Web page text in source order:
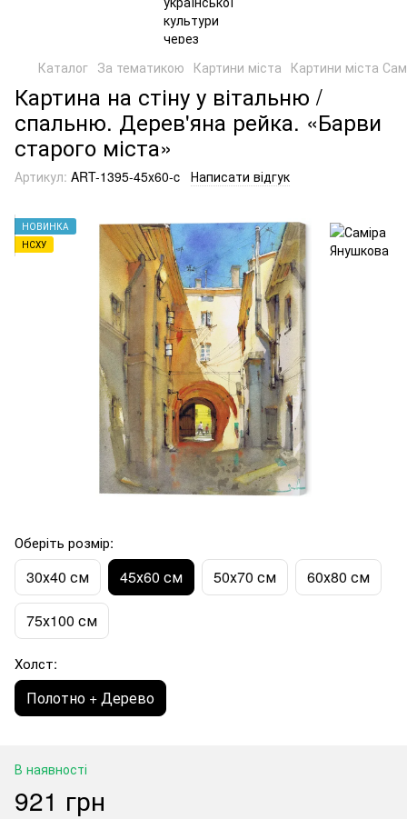
Каталог За тематикою Картини міста Картини міста
Картина на стіну у вітальню /
спальню. Дерев'яна рейка. «Барви
старого міста»
Артикул: ART-1395-45x60-c Написати відгук
НОВИНКА
НСХУ
Оберіть розмір:
30х40 см 45х60 см 50х70 см 60х80 см
75х100 см
Холст:
Полотно + Дерево
В наявності
921 грн